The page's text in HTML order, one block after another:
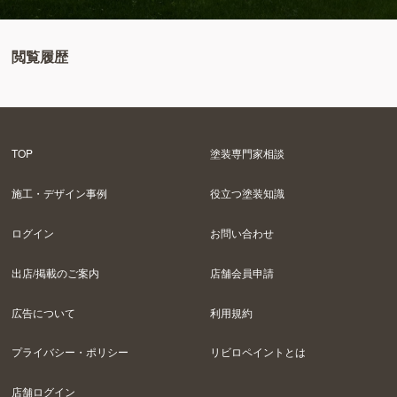
閲覧履歴
TOP 塗装専門家相談
施工・デザイン事例 役立つ塗装知識
ログイン お問い合わせ
出店/掲載のご案内 店舗会員申請
広告について 利用規約
プライバシー・ポリシー リビロペイントとは
店舗ログイン